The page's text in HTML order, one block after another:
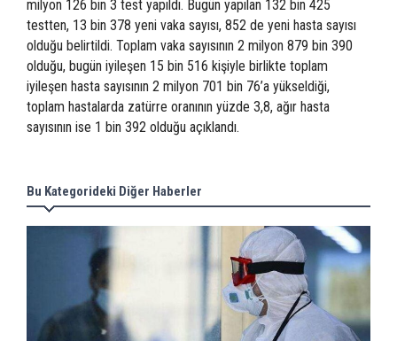
milyon 126 bin 3 test yapıldı. Bugün yapılan 132 bin 425
testten, 13 bin 378 yeni vaka sayısı, 852 de yeni hasta sayısı
olduğu belirtildi. Toplam vaka sayısının 2 milyon 879 bin 390
olduğu, bugün iyileşen 15 bin 516 kişiyle birlikte toplam
iyileşen hasta sayısının 2 milyon 701 bin 76’a yükseldiği,
toplam hastalarda zatürre oranının yüzde 3,8, ağır hasta
sayısının ise 1 bin 392 olduğu açıklandı.
Bu Kategorideki Diğer Haberler